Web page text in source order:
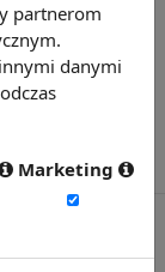
partnerom
danymi
Marketing